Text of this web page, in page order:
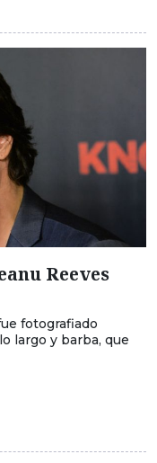
Reeves
fotografiado
largo y barba, que